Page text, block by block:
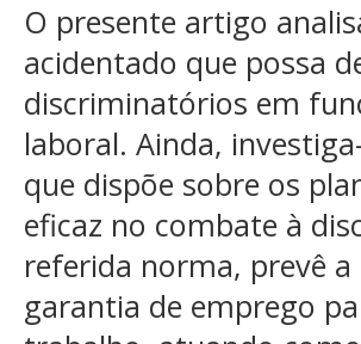
O presente artigo
acidentado que possa
discriminatórios em
laboral. Ainda,
que dispõe sobre os
eficaz no combate à
referida norma, prevê a
garantia de emprego